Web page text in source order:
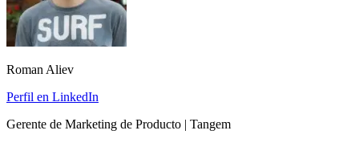
Roman Aliev
Perfil en LinkedIn
Gerente de Marketing de Producto | Tangem